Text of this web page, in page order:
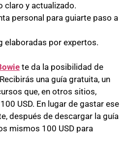
claro y actualizado.
personal para guiarte paso a
elaboradas por expertos.
te da la posibilidad de
una guía gratuita, un
que, en otros sitios,
USD. En lugar de gastar ese
después de descargar la guía
mismos 100 USD para